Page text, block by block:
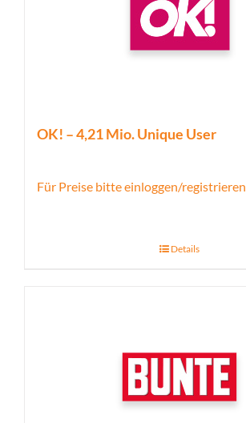
OK! – 4,21 Mio. Unique User
Für Preise bitte einloggen/registrieren
Details